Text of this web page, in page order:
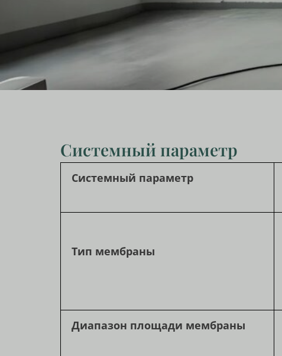
Системный параметр
Системный параметр
Тип мембраны
Диапазон площади мембраны